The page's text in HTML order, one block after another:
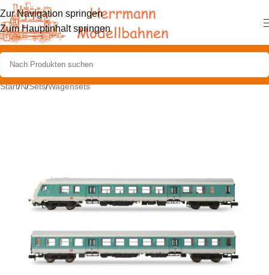
Zur Navigation springen
Zum Hauptinhalt springen
Start/N/Sets/Wagensets